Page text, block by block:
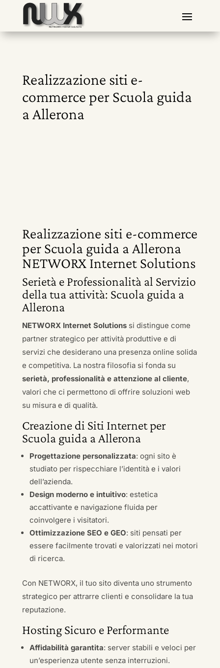
Realizzazione siti e-
commerce per Scuola guida
a Allerona
Realizzazione siti e-commerce
per Scuola guida a Allerona
NETWORX Internet Solutions
Serietà e Professionalità al Servizio
della tua attività: Scuola guida a
Allerona
NETWORX Internet Solutionssi distingue come
partner strategico per attività produttive e di
servizi che desiderano una presenza online solida
e competitiva. La nostra filosofia si fonda su
serietà, professionalità e attenzione al cliente,
valori che ci permettono di offrire soluzioni web
su misura e di qualità.
Creazione di Siti Internet per
Scuola guida a Allerona
Progettazione personalizzata: ogni sito è
studiato per rispecchiare l’identità e i valori
dell’azienda.
Design moderno e intuitivo: estetica
accattivante e navigazione fluida per
coinvolgere i visitatori.
Ottimizzazione SEO e GEO: siti pensati per
essere facilmente trovati e valorizzati nei motori
di ricerca.
Con NETWORX, il tuo sito diventa uno strumento
strategico per attrarre clienti e consolidare la tua
reputazione.
Hosting Sicuro e Performante
Affidabilità garantita: server stabili e veloci per
un’esperienza utente senza interruzioni.